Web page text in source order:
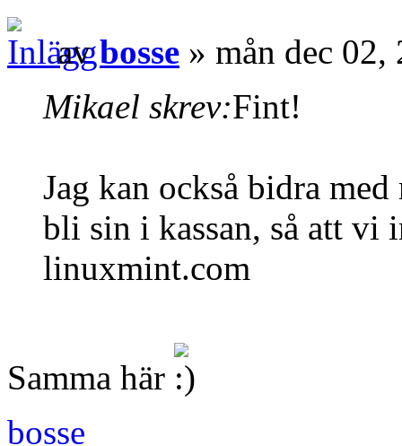
avbosse » mån dec
Mikael skrev:Fint!
Jag kan också bidra
bli sin i kassan, så att vi
linuxmint.com
Samma här
bosse